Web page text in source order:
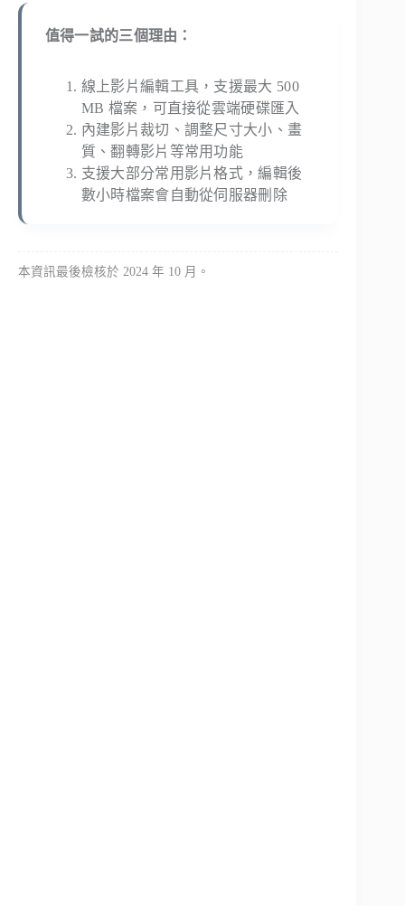
值得一試的三個理由：
線上影片編輯工具，支援最大 500
MB 檔案，可直接從雲端硬碟匯入
內建影片裁切、調整尺寸大小、畫
質、翻轉影片等常用功能
支援大部分常用影片格式，編輯後
數小時檔案會自動從伺服器刪除
本資訊最後檢核於 2024 年 10 月。